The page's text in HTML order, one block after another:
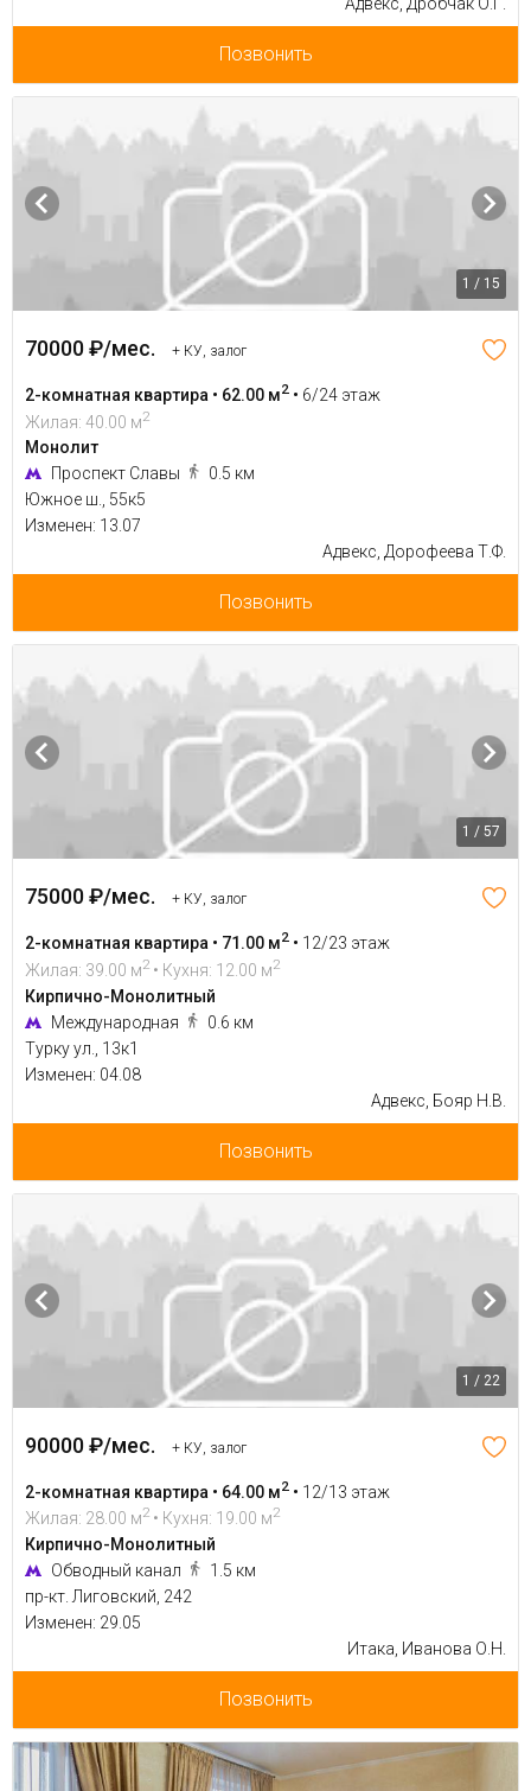
Позвонить
1 / 15
70000 ₽/мес. + КУ, залог
2-комнатная квартира • 62.00 м2 • 6/24 этаж
Жилая: 40.00 м2
Монолит
Проспект Славы
0.5 км
Южное ш., 55к5
Изменен: 13.07
Адвекс, Дорофеева Т.Ф.
Позвонить
1 / 57
75000 ₽/мес. + КУ, залог
2-комнатная квартира • 71.00 м2 • 12/23 этаж
Жилая: 39.00 м2 • Кухня: 12.00 м2
Кирпично-Монолитный
Международная
0.6 км
Турку ул., 13к1
Изменен: 04.08
Адвекс, Бояр Н.В.
Позвонить
1 / 22
90000 ₽/мес. + КУ, залог
2-комнатная квартира • 64.00 м2 • 12/13 этаж
Жилая: 28.00 м2 • Кухня: 19.00 м2
Кирпично-Монолитный
Обводный канал
1.5 км
пр-кт. Лиговский, 242
Изменен: 29.05
Итака, Иванова О.Н.
Позвонить